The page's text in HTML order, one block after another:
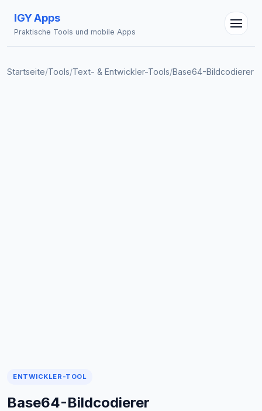
IGY Apps
Praktische Tools und mobile Apps
Startseite/Tools/Text- & Entwickler-Tools/Base64-Bildcodierer
ENTWICKLER-TOOL
Base64-Bildcodierer